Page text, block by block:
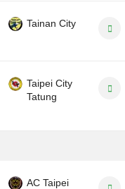
Tainan City
Taipei City
Tatung
AC Taipei